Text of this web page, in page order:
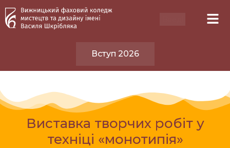
Вступ 2026
Виставка творчих робіт у
техніці «монотипія»